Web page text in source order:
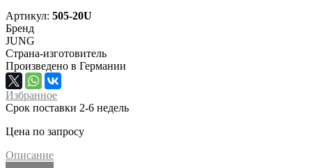
Артикул: 505-20U
Бренд
JUNG
Страна-изготовитель
Произведено в Германии
Избранное
Срок поставки 2-6 недель
Цена по запросу
Описание